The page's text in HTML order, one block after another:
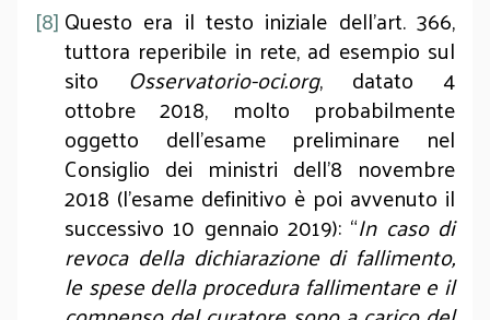
[8]Questo era il testo iniziale dell’art. 366,
tuttora reperibile in rete, ad esempio sul
sito Osservatorio-oci.org, datato 4
ottobre 2018, molto probabilmente
oggetto dell’esame preliminare nel
Consiglio dei ministri dell’8 novembre
2018 (l’esame definitivo è poi avvenuto il
successivo 10 gennaio 2019): “In caso di
revoca della dichiarazione di fallimento,
le spese della procedura fallimentare e il